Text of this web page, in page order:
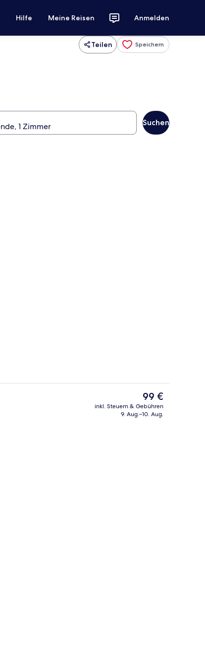
Hilfe Meine Reisen Anmelden
Teilen Speichern
Suchen
Familienzimmer, Balkon |
Der
aktuelle
Preis
99 €
inkl. Steuern & Gebühren
9. Aug.–10. Aug.